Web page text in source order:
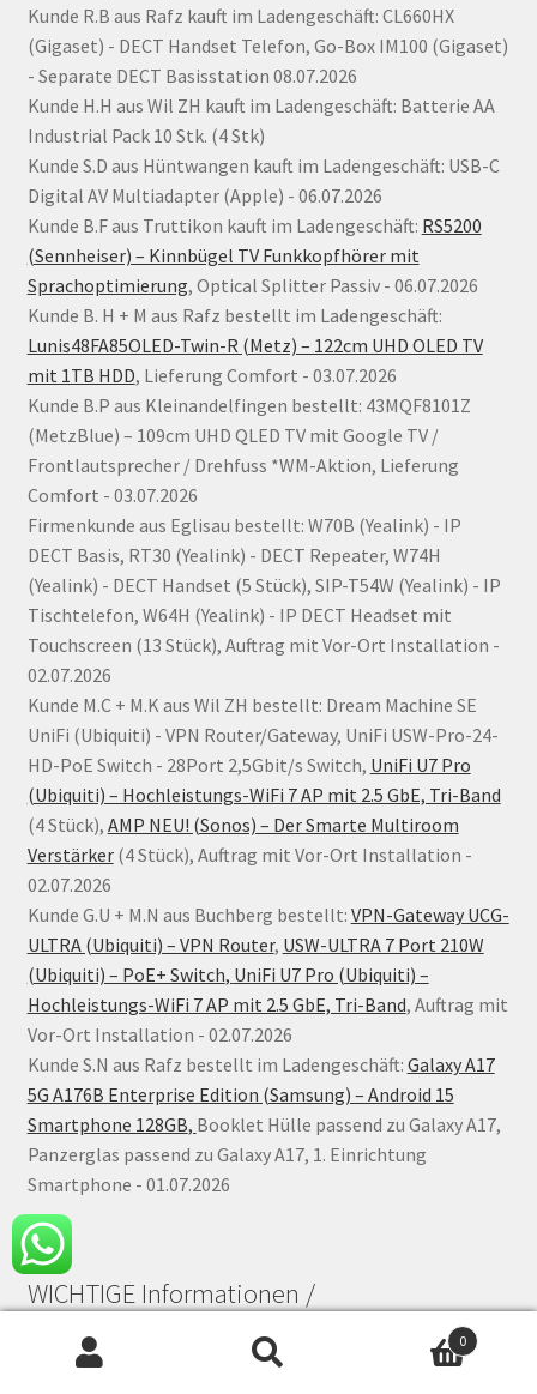
Kunde R.B aus Rafz kauft im Ladengeschäft: CL660HX
(Gigaset) - DECT Handset Telefon, Go-Box IM100 (Gigaset)
- Separate DECT Basisstation 08.07.2026
Kunde H.H aus Wil ZH kauft im Ladengeschäft: Batterie AA
Industrial Pack 10 Stk. (4 Stk)
Kunde S.D aus Hüntwangen kauft im Ladengeschäft: USB-C
Digital AV Multiadapter (Apple) - 06.07.2026
Kunde B.F aus Truttikon kauft im Ladengeschäft: RS5200
(Sennheiser) – Kinnbügel TV Funkkopfhörer mit
Sprachoptimierung, Optical Splitter Passiv - 06.07.2026
Kunde B. H + M aus Rafz bestellt im Ladengeschäft:
Lunis48FA85OLED-Twin-R (Metz) – 122cm UHD OLED TV
mit 1TB HDD, Lieferung Comfort - 03.07.2026
Kunde B.P aus Kleinandelfingen bestellt: 43MQF8101Z
(MetzBlue) – 109cm UHD QLED TV mit Google TV /
Frontlautsprecher / Drehfuss *WM-Aktion, Lieferung
Comfort - 03.07.2026
Firmenkunde aus Eglisau bestellt: W70B (Yealink) - IP
DECT Basis, RT30 (Yealink) - DECT Repeater, W74H
(Yealink) - DECT Handset (5 Stück), SIP-T54W (Yealink) - IP
Tischtelefon, W64H (Yealink) - IP DECT Headset mit
Touchscreen (13 Stück), Auftrag mit Vor-Ort Installation -
02.07.2026
Kunde M.C + M.K aus Wil ZH bestellt: Dream Machine SE
UniFi (Ubiquiti) - VPN Router/Gateway, UniFi USW-Pro-24-
HD-PoE Switch - 28Port 2,5Gbit/s Switch, UniFi U7 Pro
(Ubiquiti) – Hochleistungs-WiFi 7 AP mit 2.5 GbE, Tri-Band
(4 Stück), AMP NEU! (Sonos) – Der Smarte Multiroom
Verstärker(4 Stück), Auftrag mit Vor-Ort Installation -
02.07.2026
Kunde G.U + M.N aus Buchberg bestellt: VPN-Gateway UCG-
ULTRA (Ubiquiti) – VPN Router, USW-ULTRA 7 Port 210W
(Ubiquiti) – PoE+ Switch, UniFi U7 Pro (Ubiquiti) –
Hochleistungs-WiFi 7 AP mit 2.5 GbE, Tri-Band, Auftrag mit
Vor-Ort Installation - 02.07.2026
Kunde S.N aus Rafz bestellt im Ladengeschäft: Galaxy A17
5G A176B Enterprise Edition (Samsung) – Android 15
Smartphone 128GB, Booklet Hülle passend zu Galaxy A17,
Panzerglas passend zu Galaxy A17, 1. Einrichtung
Smartphone - 01.07.2026
WICHTIGE Informationen /
Qualitätskontrolle
0